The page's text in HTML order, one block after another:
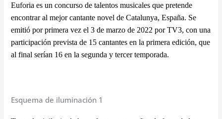
Euforia es un concurso de talentos musicales que pretende
encontrar al mejor cantante novel de Catalunya, España. Se
emitió por primera vez el 3 de marzo de 2022 por TV3, con una
participación prevista de 15 cantantes en la primera edición, que
al final serían 16 en la segunda y tercer temporada.
Esquema de iluminación 1